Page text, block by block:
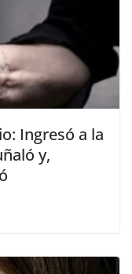
Ingresó a la
y,